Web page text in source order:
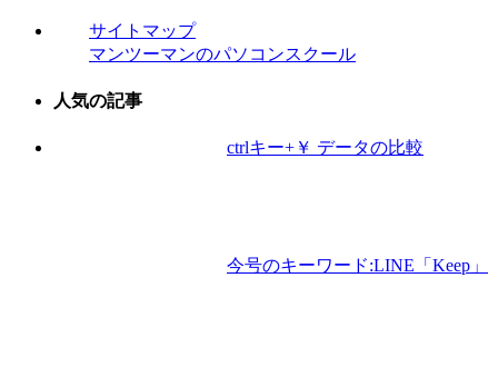
サイトマップ
マンツーマンのパソコンスクール
人気の記事
ctrlキー+￥ データの比較
今号のキーワード:LINE「Keep」